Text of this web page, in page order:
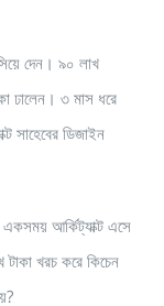
দেন। ৯০ লাখ
ঢালেন। ৩ মাস ধরে
সাহেবের ডিজাইন
একসময় আর্কিট্যাক্ট এসে
খরচ করে কিচেন